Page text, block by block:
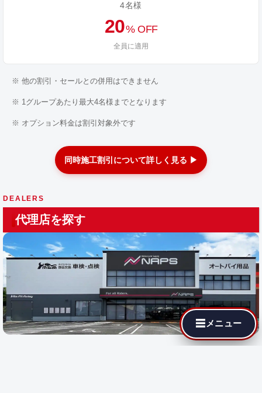
4名様
20% OFF
全員に適用
※ 他の割引・セールとの併用はできません
※ 1グループあたり最大4名様までとなります
※ オプション料金は割引対象外です
同時施工割引について詳しく見る ▶
DEALERS
代理店を探す
☰ メニュー